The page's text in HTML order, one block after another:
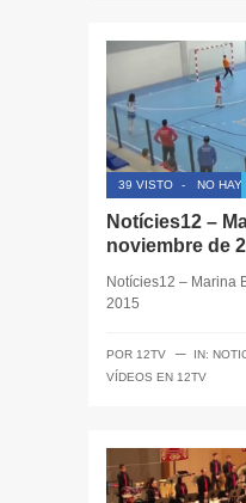
39 VISTO - NO HAY
Notícies12 –
noviembre de
Notícies12 – Marina
2015
POR 12TV ─ IN:
VÍDEOS EN 12TV